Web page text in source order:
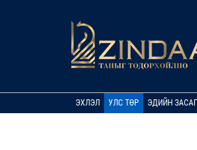
ЭХЛЭЛ УЛС ТӨР ЭДИЙН ЗАСАГ